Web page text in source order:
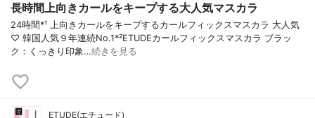
長時間上向きカールをキープする大人気マスカラ
24時間*¹ 上向きカールをキープするカールフィックスマスカラ 大人気
♡ 韓国人気９年連続No.1*²ETUDEカールフィックスマスカラ ブラッ
ク：くっきり印象…続きを見る
ETUDE(エチュード)